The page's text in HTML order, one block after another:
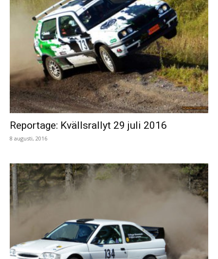
Reportage: Kvällsrallyt 29 juli 2016
8 augusti, 2016